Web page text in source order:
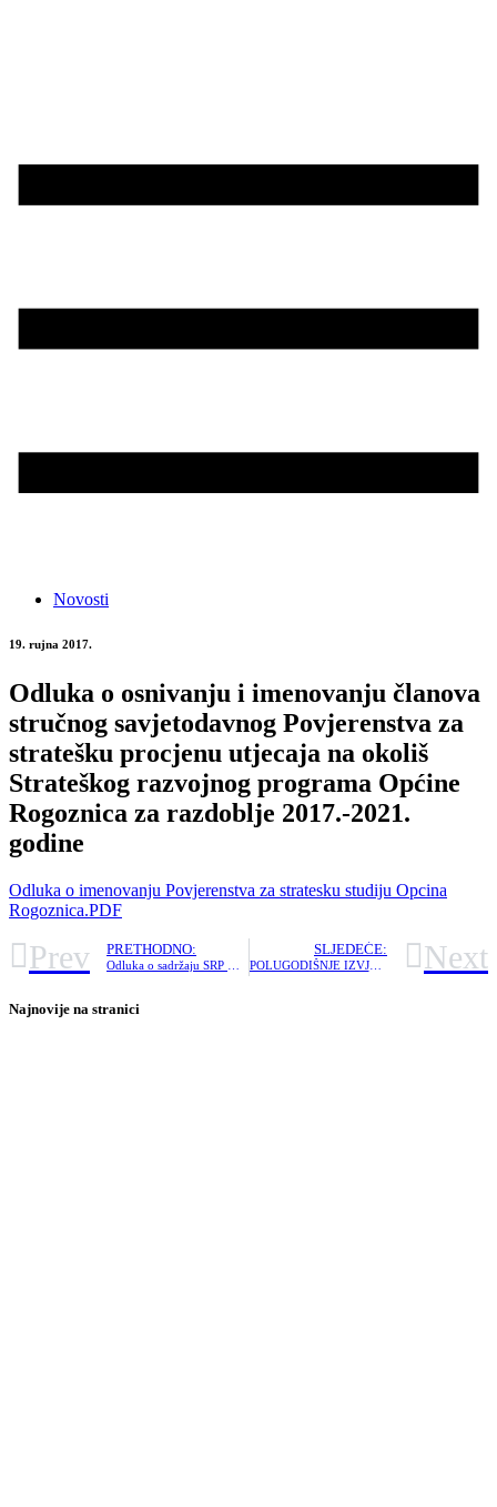
Novosti
19. rujna 2017.
Odluka o osnivanju i imenovanju članova
stručnog savjetodavnog Povjerenstva za
stratešku procjenu utjecaja na okoliš
Strateškog razvojnog programa Općine
Rogoznica za razdoblje 2017.-2021.
godine
Odluka o imenovanju Povjerenstva za stratesku studiju Opcina
Rogoznica.PDF
Prev PRETHODNO: SLJEDEĆE:
POLUGODIŠNJE IZVJEŠĆE O IZVRŠENJU PRORAČUNA OPĆINE ROGOZNICA ZA RAZDOBLJE OD 01.01. DO 30.06.2017. GODINE Next
Najnovije na stranici